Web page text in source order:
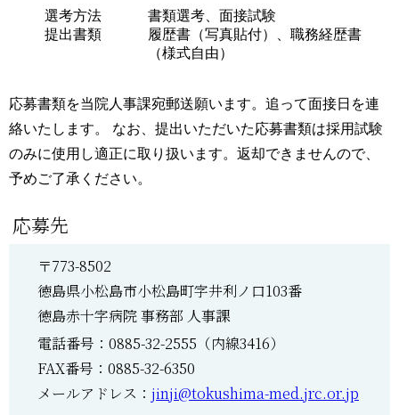
選考方法
書類選考、面接試験
提出書類
履歴書（写真貼付）、職務経歴書
（様式自由）
応募書類を当院人事課宛郵送願います。追って面接日を連
絡いたします。 なお、提出いただいた応募書類は採用試験
のみに使用し適正に取り扱います。返却できませんので、
予めご了承ください。
応募先
〒773-8502
徳島県小松島市小松島町字井利ノ口103番
徳島赤十字病院 事務部 人事課
電話番号：0885-32-2555（内線3416）
FAX番号：0885-32-6350
メールアドレス： jinji@tokushima-med.jrc.or.jp